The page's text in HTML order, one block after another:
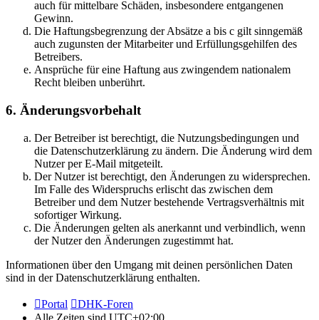
auch für mittelbare Schäden, insbesondere entgangenen
Gewinn.
Die Haftungsbegrenzung der Absätze a bis c gilt sinngemäß
auch zugunsten der Mitarbeiter und Erfüllungsgehilfen des
Betreibers.
Ansprüche für eine Haftung aus zwingendem nationalem
Recht bleiben unberührt.
6. Änderungsvorbehalt
Der Betreiber ist berechtigt, die Nutzungsbedingungen und
die Datenschutzerklärung zu ändern. Die Änderung wird dem
Nutzer per E-Mail mitgeteilt.
Der Nutzer ist berechtigt, den Änderungen zu widersprechen.
Im Falle des Widerspruchs erlischt das zwischen dem
Betreiber und dem Nutzer bestehende Vertragsverhältnis mit
sofortiger Wirkung.
Die Änderungen gelten als anerkannt und verbindlich, wenn
der Nutzer den Änderungen zugestimmt hat.
Informationen über den Umgang mit deinen persönlichen Daten
sind in der Datenschutzerklärung enthalten.
Portal
DHK-Foren
Alle Zeiten sind UTC+02:00